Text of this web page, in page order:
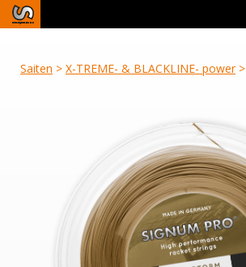
Saiten > X-TREME- & BLACKLINE- power>